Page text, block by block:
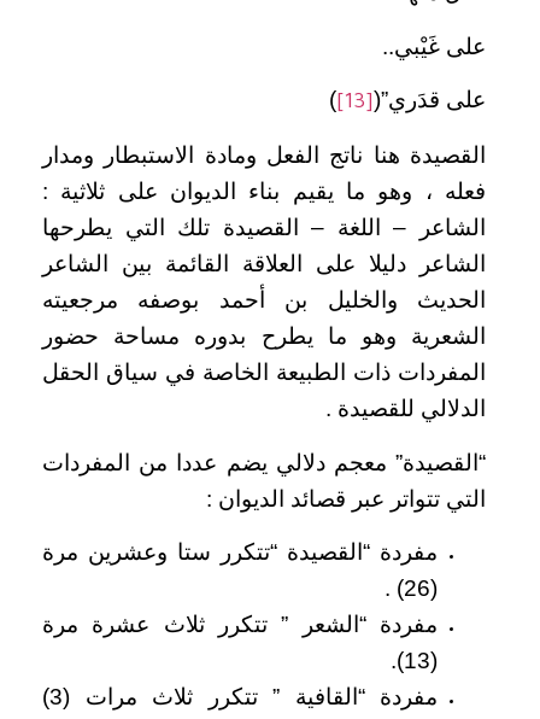
على غَيْبي..
على قدَري”([13]
)
القصيدة هنا ناتج الفعل ومادة الاستبطار ومدار
فعله ، وهو ما يقيم بناء الديوان على ثلاثية :
الشاعر – اللغة – القصيدة تلك التي يطرحها
الشاعر دليلا على العلاقة القائمة بين الشاعر
الحديث والخليل بن أحمد بوصفه مرجعيته
الشعرية وهو ما يطرح بدوره مساحة حضور
المفردات ذات الطبيعة الخاصة في سياق الحقل
الدلالي للقصيدة .
“القصيدة” معجم دلالي يضم عددا من المفردات
التي تتواتر عبر قصائد الديوان :
مفردة “القصيدة “تتكرر ستا وعشرين مرة
(26) .
مفردة “الشعر ” تتكرر ثلاث عشرة مرة
(13).
مفردة “القافية ” تتكرر ثلاث مرات (3)